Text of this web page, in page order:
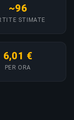
~96
STIMATE
6,01 €
PER ORA